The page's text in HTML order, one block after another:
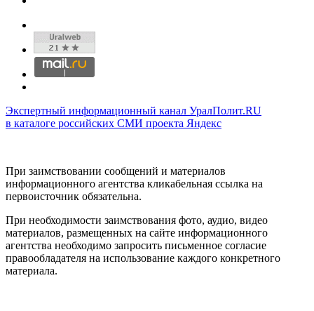
Экспертный информационный канал УралПолит.RU
в каталоге российских СМИ проекта Яндекс
При заимствовании сообщений и материалов
информационного агентства кликабельная ссылка на
первоисточник обязательна.
При необходимости заимствования фото, аудио, видео
материалов, размещенных на сайте информационного
агентства необходимо запросить письменное согласие
правообладателя на использование каждого конкретного
материала.